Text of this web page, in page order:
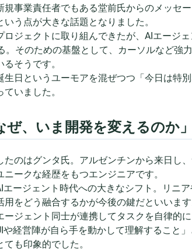
規事業責任者でもある堂前氏からのメッセ
う点が大きな話題となりました。
ロジェクトに取り組んできたが、AIエージ
。そのための基盤として、カーソルなど強
そうです。
生日というユーモアを混ぜつつ「今日は特
いました。
ぜ、いま開発を変えるのか
のはグンタ氏。アルゼンチンから来日し
ークな経歴をもつエンジニアです。
ージェント時代への大きなシフト。リニ
をどう融合するかが今後の鍵だといいます
ージェント同士が連携してタスクを自律的
経営陣が自ら手を動かして理解すること
も印象的でした。